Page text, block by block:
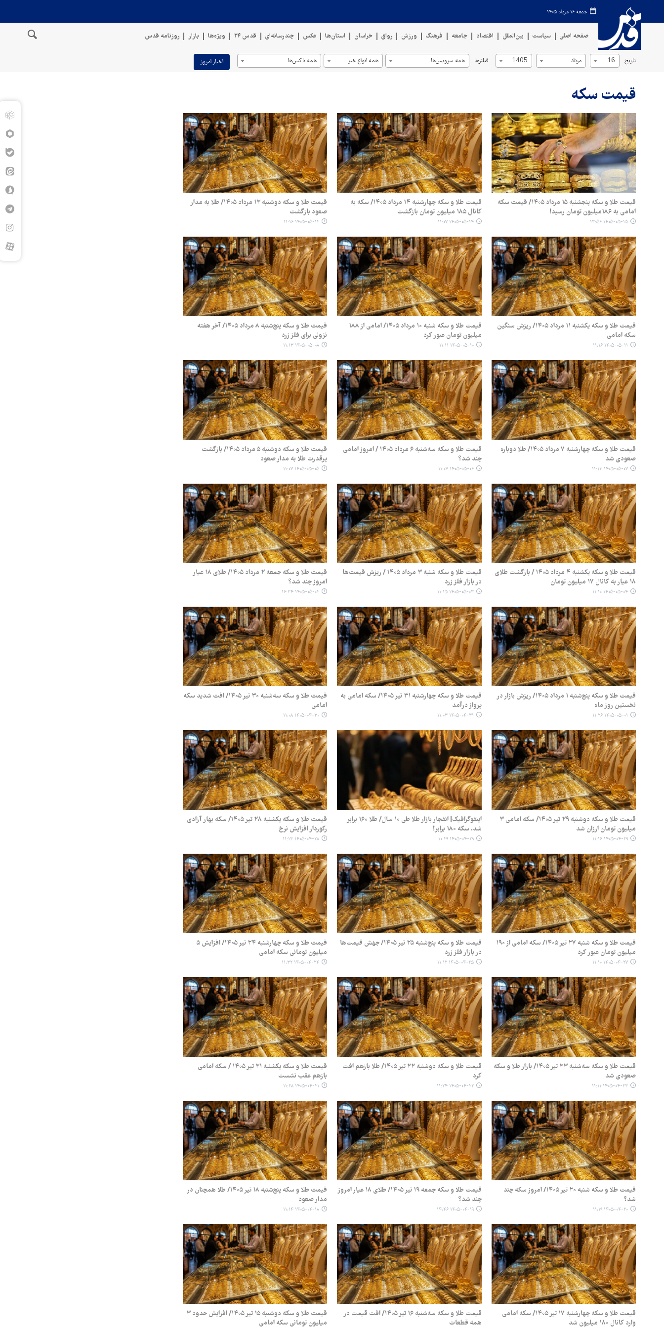
جمعه ۱۶ مرداد ۱۴۰۵
صفحه اصلی سیاست بین‌الملل اقتصاد جامعه فرهنگ ورزش رواق خراسان استان‌ها عکس چندرسانه‌ای قدس ۲۴ ویژه‌ها بازار روزنامه قدس
تاریخ 16 مرداد 1405 فیلترها همه سرویس‌ها همه انواع خبر همه باکس‌ها اخبار امروز
قیمت سکه
قیمت طلا و سکه پنجشنبه ۱۵ مرداد ۱۴۰۵/ قیمت سکه
امامی به ۱۸۶میلیون تومان رسید!
۱۴۰۵-۰۵-۱۵ ۱۳:۵۶
قیمت طلا و سکه چهارشنبه ۱۴ مرداد ۱۴۰۵/ سکه به
کانال ۱۸۵ میلیون تومان بازگشت
۱۴۰۵-۰۵-۱۴ ۱۱:۰۷
قیمت طلا و سکه دوشنبه ۱۲ مرداد ۱۴۰۵/ طلا به مدار
صعود بازگشت
۱۴۰۵-۰۵-۱۲ ۱۱:۱۶
قیمت طلا و سکه یکشنبه ۱۱ مرداد ۱۴۰۵/ ریزش سنگین
سکه امامی
۱۴۰۵-۰۵-۱۱ ۱۱:۱۶
قیمت طلا و سکه شنبه ۱۰ مرداد ۱۴۰۵/ امامی از ۱۸۸
میلیون تومان عبور کرد
۱۴۰۵-۰۵-۱۰ ۱۱:۱۱
قیمت طلا و سکه پنج‌شنبه ۸ مرداد ۱۴۰۵/ آخر هفته
نزولی برای فلز زرد
۱۴۰۵-۰۵-۰۸ ۱۱:۱۳
قیمت طلا و سکه چهارشنبه ۷ مرداد ۱۴۰۵/ طلا دوباره
صعودی شد
۱۴۰۵-۰۵-۰۷ ۱۱:۱۳
قیمت طلا و سکه سه‌شنبه ۶ مرداد ۱۴۰۵ / امروز امامی
چند شد؟
۱۴۰۵-۰۵-۰۶ ۱۱:۰۷
قیمت طلا و سکه دوشنبه ۵ مرداد ۱۴۰۵/ بازگشت
پرقدرت طلا به مدار صعود
۱۴۰۵-۰۵-۰۵ ۱۱:۰۷
قیمت طلا و سکه یکشنبه ۴ مرداد ۱۴۰۵ / بازگشت طلای
۱۸ عیار به کانال ۱۷ میلیون تومان
۱۴۰۵-۰۵-۰۴ ۱۱:۱۰
قیمت طلا و سکه شنبه ۳ مرداد ۱۴۰۵ / ریزش قیمت‌ها
در بازار فلز زرد
۱۴۰۵-۰۵-۰۳ ۱۱:۱۵
قیمت طلا و سکه جمعه ۲ مرداد ۱۴۰۵/ طلای ۱۸ عیار
امروز چند شد؟
۱۴۰۵-۰۵-۰۲ ۱۶:۳۴
قیمت طلا و سکه پنج‌شنبه ۱ مرداد ۱۴۰۵/ ریزش بازار در
نخستین روز ماه
۱۴۰۵-۰۵-۰۱ ۱۱:۲۶
قیمت طلا و سکه چهارشنبه ۳۱ تیر ۱۴۰۵/ سکه امامی به
پرواز درآمد
۱۴۰۵-۰۴-۳۱ ۱۱:۰۳
قیمت طلا و سکه سه‌شنبه ۳۰ تیر ۱۴۰۵/ افت شدید سکه
امامی
۱۴۰۵-۰۴-۳۰ ۱۱:۰۸
قیمت طلا و سکه دوشنبه ۲۹ تیر ۱۴۰۵/ سکه امامی ۳
میلیون تومان ارزان شد
۱۴۰۵-۰۴-۲۹ ۱۱:۱۶
اینفوگرافیک| انفجار بازار طلا طی ۱۰ سال/ طلا ۱۶۰ برابر
شد، سکه ۱۸۰ برابر!
۱۴۰۵-۰۴-۲۹ ۱۰:۲۹
قیمت طلا و سکه یکشنبه ۲۸ تیر ۱۴۰۵/ سکه بهار آزادی
رکوردار افزایش نرخ
۱۴۰۵-۰۴-۲۸ ۱۱:۱۳
قیمت طلا و سکه شنبه ۲۷ تیر ۱۴۰۵/ سکه امامی از ۱۹۰
میلیون تومان عبور کرد
۱۴۰۵-۰۴-۲۷ ۱۱:۱۰
قیمت طلا و سکه پنج‌شنبه ۲۵ تیر ۱۴۰۵/ جهش قیمت‌ها
در بازار فلز زرد
۱۴۰۵-۰۴-۲۵ ۱۱:۱۲
قیمت طلا و سکه چهارشنبه ۲۴ تیر ۱۴۰۵/ افزایش ۵
میلیون تومانی سکه امامی
۱۴۰۵-۰۴-۲۴ ۱۱:۳۲
قیمت طلا و سکه سه‌شنبه ۲۳ تیر ۱۴۰۵/ بازار طلا و سکه
صعودی شد
۱۴۰۵-۰۴-۲۳ ۱۱:۱۱
قیمت طلا و سکه دوشنبه ۲۲ تیر ۱۴۰۵/ طلا بازهم افت
کرد
۱۴۰۵-۰۴-۲۲ ۱۱:۲۴
قیمت طلا و سکه یکشنبه ۲۱ تیر ۱۴۰۵ / سکه امامی
بازهم عقب نشست
۱۴۰۵-۰۴-۲۱ ۱۱:۲۸
قیمت طلا و سکه شنبه ۲۰ تیر ۱۴۰۵/ امروز سکه چند
شد؟
۱۴۰۵-۰۴-۲۰ ۱۱:۱۹
قیمت طلا و سکه جمعه ۱۹ تیر ۱۴۰۵/ طلای ۱۸ عیار امروز
چند شد؟
۱۴۰۵-۰۴-۱۹ ۱۴:۴۶
قیمت طلا و سکه پنج‌شنبه ۱۸ تیر ۱۴۰۵/ طلا همچنان در
مدار صعود
۱۴۰۵-۰۴-۱۸ ۱۱:۱۴
قیمت طلا و سکه چهارشنبه ۱۷ تیر ۱۴۰۵/ سکه امامی
وارد کانال ۱۸۰ میلیون شد
قیمت طلا و سکه سه‌شنبه ۱۶ تیر ۱۴۰۵/ افت قیمت در
همه قطعات
قیمت طلا و سکه دوشنبه ۱۵ تیر ۱۴۰۵/ افزایش حدود ۳
میلیون تومانی سکه امامی